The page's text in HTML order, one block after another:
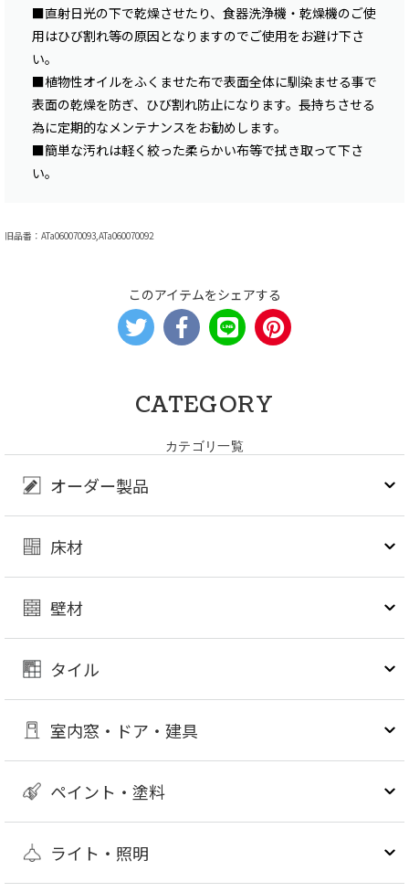
■直射日光の下で乾燥させたり、食器洗浄機・乾燥機のご使
用はひび割れ等の原因となりますのでご使用をお避け下さ
い。
■植物性オイルをふくませた布で表面全体に馴染ませる事で
表面の乾燥を防ぎ、ひび割れ防止になります。長持ちさせる
為に定期的なメンテナンスをお勧めします。
■簡単な汚れは軽く絞った柔らかい布等で拭き取って下さ
い。
旧品番：ATa060070093,ATa060070092
このアイテムをシェアする
CATEGORY
カテゴリ一覧
オーダー製品
床材
壁材
タイル
室内窓・ドア・建具
ペイント・塗料
ライト・照明